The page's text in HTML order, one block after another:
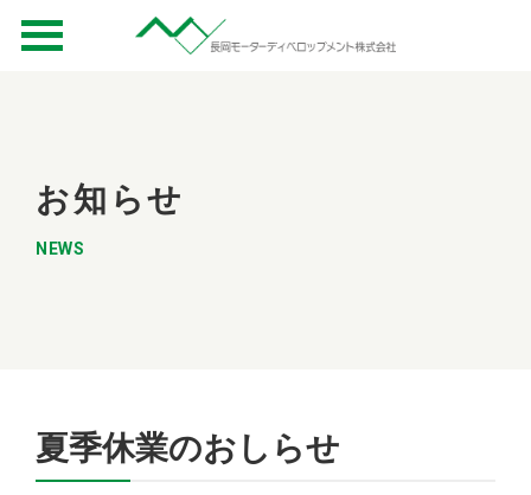
お知らせ
NEWS
夏季休業のおしらせ